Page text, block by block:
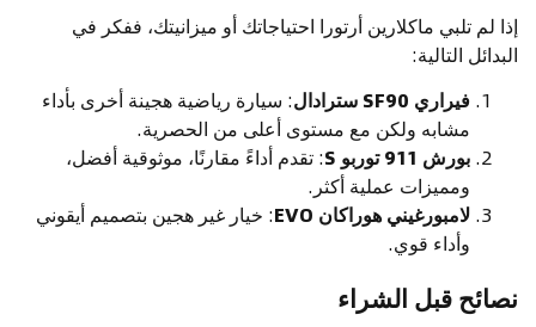
إذا لم تلبي ماكلارين أرتورا احتياجاتك أو ميزانيتك، ففكر في
البدائل التالية:
فيراري SF90 سترادال
: سيارة رياضية هجينة أخرى بأداء
مشابه ولكن مع مستوى أعلى من الحصرية.
بورش 911 توربو S
: تقدم أداءً مقارنًا، موثوقية أفضل،
ومميزات عملية أكثر.
لامبورغيني هوراكان EVO
: خيار غير هجين بتصميم أيقوني
وأداء قوي.
نصائح قبل الشراء